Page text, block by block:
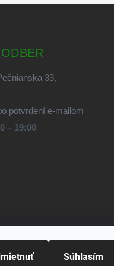
Súhlasím
33,
potvrdení e-mailom
– 19:00